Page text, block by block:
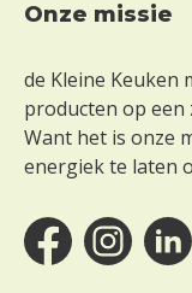
Footer
Onze missie
de Kleine Keuken
producten op een
Want het is onze
energiek te laten